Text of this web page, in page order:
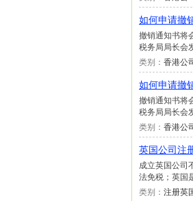
如何申请撤
撤销通知书将
税务局局长会
类别： 香港公
如何申请撤
撤销通知书将
税务局局长会
类别： 香港公
英国公司注
成立英国公司
法免税；英国
类别： 注册英